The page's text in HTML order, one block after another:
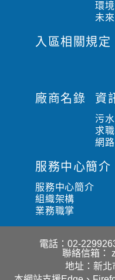
環
未
入區相關規定
廠商名錄 資
污
求
網
服務中心簡介
服務中心簡介
組織架構
業務職掌
電話：02-
聯絡信箱：
地址：新北